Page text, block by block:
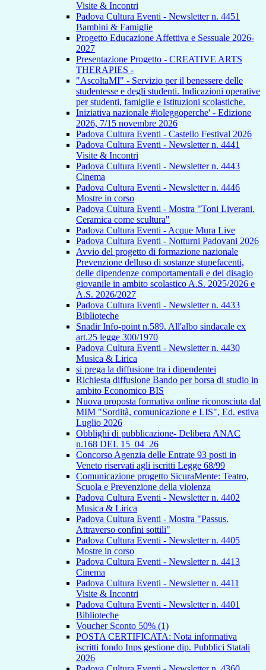
Visite & Incontri
Padova Cultura Eventi - Newsletter n. 4451
Bambini & Famiglie
Progetto Educazione Affettiva e Sessuale 2026-
2027
Presentazione Progetto - CREATIVE ARTS
THERAPIES -
"AscoltaMI" - Servizio per il benessere delle
studentesse e degli studenti. Indicazioni operative
per studenti, famiglie e Istituzioni scolastiche.
Iniziativa nazionale #ioleggoperche' - Edizione
2026, 7/15 novembre 2026
Padova Cultura Eventi - Castello Festival 2026
Padova Cultura Eventi - Newsletter n. 4441
Visite & Incontri
Padova Cultura Eventi - Newsletter n. 4443
Cinema
Padova Cultura Eventi - Newsletter n. 4446
Mostre in corso
Padova Cultura Eventi - Mostra "Toni Liverani.
Ceramica come scultura"
Padova Cultura Eventi - Acque Mura Live
Padova Cultura Eventi - Notturni Padovani 2026
Avvio del progetto di formazione nazionale
Prevenzione delluso di sostanze stupefacenti,
delle dipendenze comportamentali e del disagio
giovanile in ambito scolastico A.S. 2025/2026 e
A.S. 2026/2027
Padova Cultura Eventi - Newsletter n. 4433
Biblioteche
Snadir Info-point n.589. All'albo sindacale ex
art.25 legge 300/1970
Padova Cultura Eventi - Newsletter n. 4430
Musica & Lirica
si prega la diffusione tra i dipendentei
Richiesta diffusione Bando per borsa di studio in
ambito Economico BIS
Nuova proposta formativa online riconosciuta dal
MIM "Sordità, comunicazione e LIS", Ed. estiva
Luglio 2026
Obblighi di pubblicazione- Delibera ANAC
n.168 DEL 15_04_26
Concorso Agenzia delle Entrate 93 posti in
Veneto riservati agli iscritti Legge 68/99
Comunicazione progetto SicuraMente: Teatro,
Scuola e Prevenzione della violenza
Padova Cultura Eventi - Newsletter n. 4402
Musica & Lirica
Padova Cultura Eventi - Mostra "Passus.
Attraverso confini sottili"
Padova Cultura Eventi - Newsletter n. 4405
Mostre in corso
Padova Cultura Eventi - Newsletter n. 4413
Cinema
Padova Cultura Eventi - Newsletter n. 4411
Visite & Incontri
Padova Cultura Eventi - Newsletter n. 4401
Biblioteche
Voucher Sconto 50% (1)
POSTA CERTIFICATA: Nota informativa
iscritti fondo Inps gestione dip. Pubblici Statali
2026